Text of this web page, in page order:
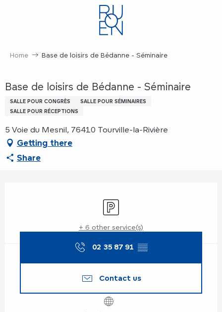
Home Base de loisirs de Bédanne - Séminaire
Base de loisirs de Bédanne - Séminaire
SALLE POUR CONGRÈS
SALLE POUR SÉMINAIRES
SALLE POUR RÉCEPTIONS
5 Voie du Mesnil, 76410 Tourville-la-Rivière
Getting there
Share
Car park
+ 6 other service(s)
02 35 87 91 ▒▒
Contact us